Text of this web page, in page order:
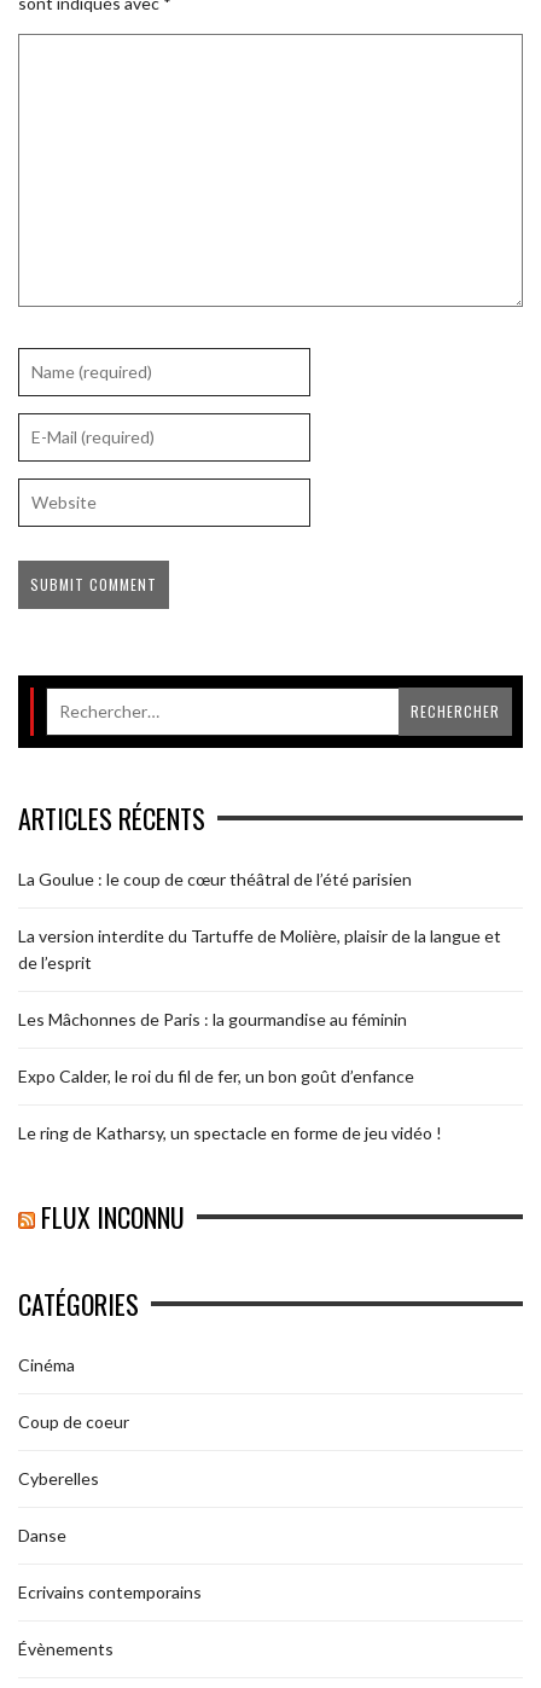
ARTICLES RÉCENTS
La Goulue : le coup de cœur théâtral de l’été parisien
La version interdite du Tartuffe de Molière, plaisir de la langue et
de l’esprit
Les Mâchonnes de Paris : la gourmandise au féminin
Expo Calder, le roi du fil de fer, un bon goût d’enfance
Le ring de Katharsy, un spectacle en forme de jeu vidéo !
FLUX INCONNU
CATÉGORIES
Cinéma
Coup de coeur
Cyberelles
Danse
Ecrivains contemporains
Évènements